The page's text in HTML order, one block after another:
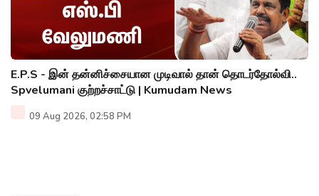
E.P.S - இன் தன்னிச்சையான முடிவால் தான் தொடர்தோல்வி..
Spvelumani குற்றச்சாட்டு | Kumudam News
09 Aug 2026, 02:58 PM